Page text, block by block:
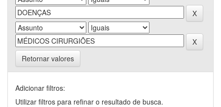
Retornar valores
Adicionar filtros:
Utilizar filtros para refinar o resultado de busca.